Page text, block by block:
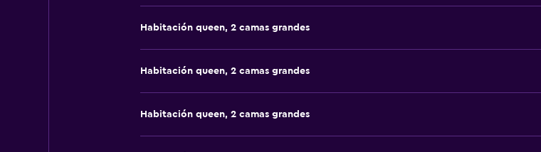
Habitación queen, 2 camas grandes
Habitación queen, 2 camas grandes
Habitación queen, 2 camas grandes